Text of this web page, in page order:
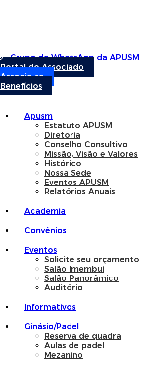
Grupo de WhatsApp da APUSM
Portal do Associado
Associe-se
Benefícios
Apusm
Estatuto APUSM
Diretoria
Conselho Consultivo
Missão, Visão e Valores
Histórico
Nossa Sede
Eventos APUSM
Relatórios Anuais
Academia
Convênios
Eventos
Solicite seu orçamento
Salão Imembui
Salão Panorâmico
Auditório
Informativos
Ginásio/Padel
Reserva de quadra
Aulas de padel
Mezanino